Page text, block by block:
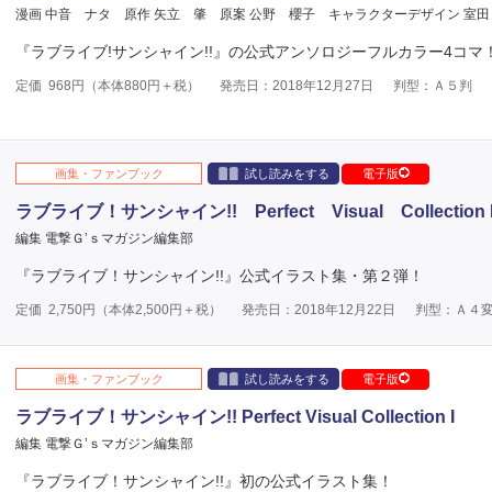
漫画 中音 ナタ 原作 矢立 肇 原案 公野 櫻子 キャラクターデザイン 室
『ラブライブ!サンシャイン!!』の公式アンソロジーフルカラー4コマ！
定価 968 円（本体880円＋税） 発売日：2018年12月27日 判型：Ａ５判
画集・ファンブック 試し読みをする 電子版
ラブライブ！サンシャイン!! Perfect Visual Collection II
編集 電撃Ｇ’ｓマガジン編集部
『ラブライブ！サンシャイン!!』公式イラスト集・第２弾！
定価 2,750円（本体2,500円＋税） 発売日：2018年12月22日 判型：Ａ４
画集・ファンブック 試し読みをする 電子版
ラブライブ！サンシャイン!! Perfect Visual Collection I
編集 電撃Ｇ’ｓマガジン編集部
『ラブライブ！サンシャイン!!』初の公式イラスト集！